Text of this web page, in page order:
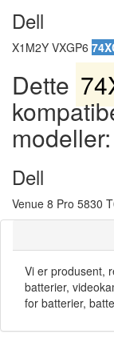
Dell
X1M2Y VXGP6
Dette
modeller:
Dell
Venue 8 Pro 5830
Vi er produsent,
batterier,
for batterier,